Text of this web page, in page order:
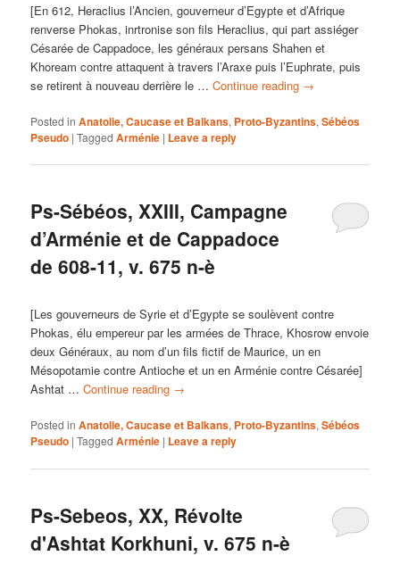
[En 612, Heraclius l’Ancien, gouverneur d’Egypte et d’Afrique
renverse Phokas, inrtronise son fils Heraclius, qui part assiéger
Césarée de Cappadoce, les généraux persans Shahen et
Khoream contre attaquent à travers l’Araxe puis l’Euphrate, puis
se retirent à nouveau derrière le …Continue reading →
Posted in Anatolie, Caucase et Balkans, Proto-Byzantins,Sébéos
Pseudo |Tagged Arménie | Leave a reply
Ps-Sébéos, XXIII, Campagne
d’Arménie et de Cappadoce
de 608-11, v. 675 n-è
[Les gouverneurs de Syrie et d’Egypte se soulèvent contre
Phokas, élu empereur par les armées de Thrace, Khosrow envoie
deux Généraux, au nom d’un fils fictif de Maurice, un en
Mésopotamie contre Antioche et un en Arménie contre Césarée]
Ashtat …Continue reading →
Posted in Anatolie, Caucase et Balkans, Proto-Byzantins,Sébéos
Pseudo |Tagged Arménie | Leave a reply
Ps-Sebeos, XX, Révolte
d'Ashtat Korkhuni, v. 675 n-è